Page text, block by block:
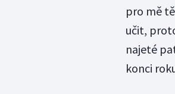
pro mě
učit,
najeté
konci